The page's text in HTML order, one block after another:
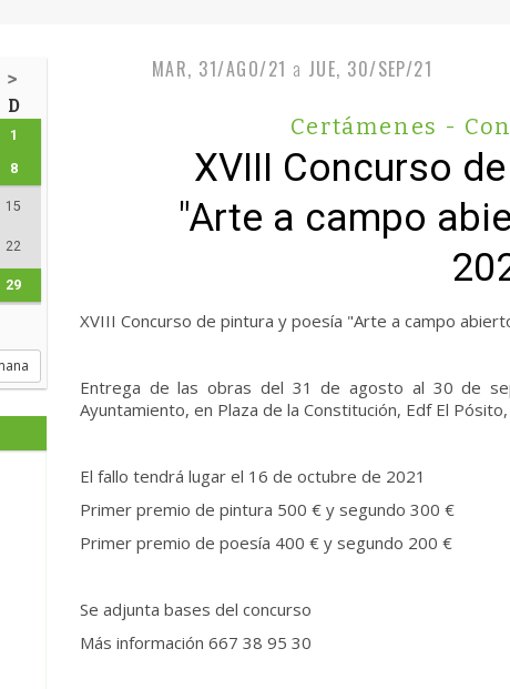
>
D
1
8
15
22
29
MAR, 31/AGO/21 a JUE, 30/SEP/21
Certámenes -
XVIII Concurso
"Arte a campo
XVIII Concurso de pintura y poesía "Arte a campo
Entrega de las obras del 31 de agosto al 30 de
Ayuntamiento, en Plaza de la Constitución, Edf El
El fallo tendrá lugar el 16 de octubre de 2021
Primer premio de pintura 500 € y segundo 300 €
Primer premio de poesía 400 € y segundo 200 €
Se adjunta bases del concurso
Más información 667 38 95 30